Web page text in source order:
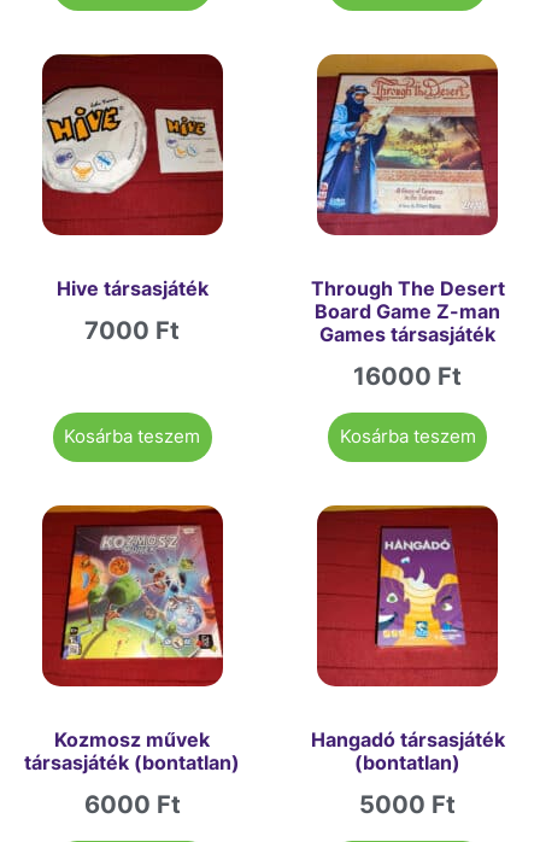
Hive társasjáték
7000 Ft
Kosárba teszem
Through The Desert
Board Game Z-man
Games társasjáték
16000 Ft
Kosárba teszem
Kozmosz művek
társasjáték (bontatlan)
6000 Ft
Hangadó társasjáték
(bontatlan)
5000 Ft